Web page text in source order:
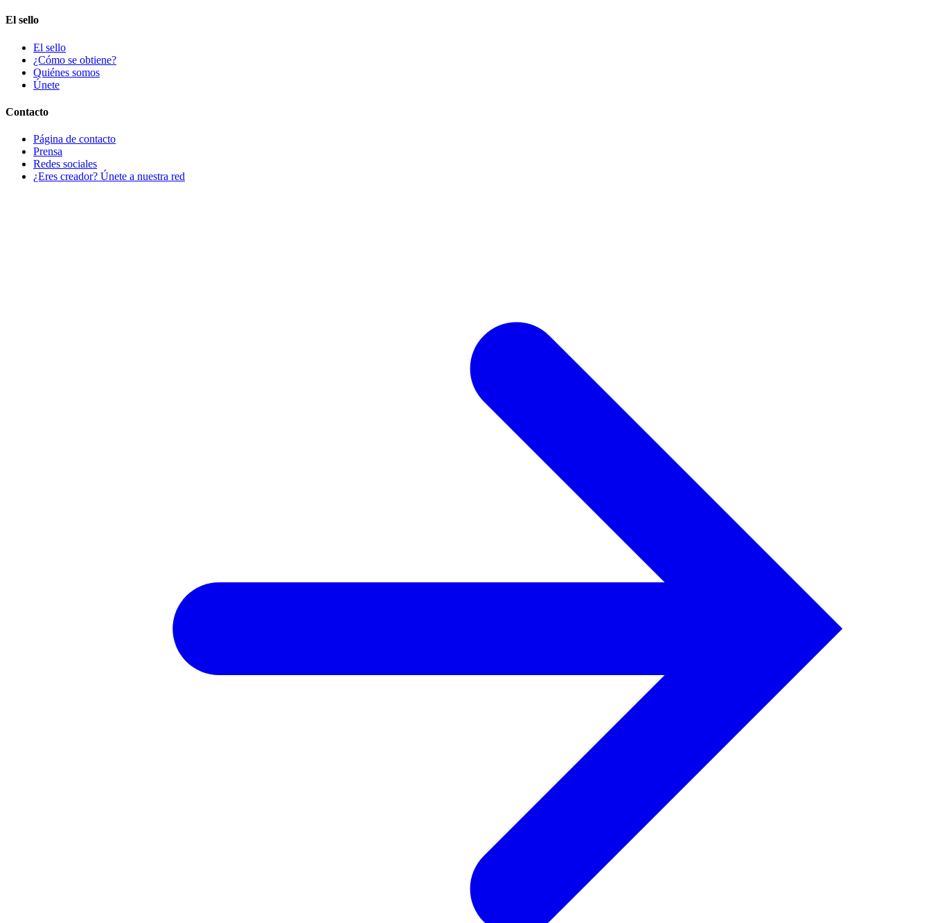
El sello
El sello
¿Cómo se obtiene?
Quiénes somos
Únete
Contacto
Página de contacto
Prensa
Redes sociales
¿Eres creador? Únete a nuestra red